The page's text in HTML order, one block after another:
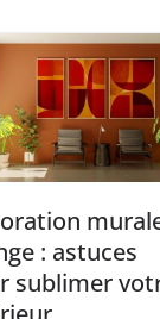
: astuces
sublimer